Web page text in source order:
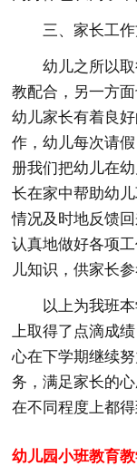
三、家长工作
幼儿之所以
教配合，另一方
幼儿家长有着良
作，幼儿每次请
册我们把幼儿在
长在家中帮助幼
情况及时地反馈
认真地做好各项
儿知识，供家长参
以上为我班
上取得了点滴成
心在下学期继续
务，满足家长的
在不同程度上都得
幼儿园小班教育